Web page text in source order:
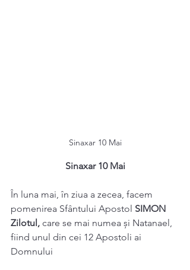
Sinaxar 10 Mai
Sinaxar 10 Mai
În luna mai, în ziua a zecea, facem
pomenirea Sfântului Apostol SIMON
Zilotul, care se mai numea și Natanael,
fiind unul din cei 12 Apostoli ai
Domnului